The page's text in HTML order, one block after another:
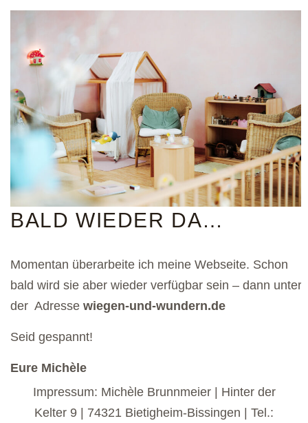
BALD WIEDER DA…
Momentan überarbeite ich meine Webseite. Schon
bald wird sie aber wieder verfügbar sein – dann unter
der Adresse wiegen-und-wundern.de
Seid gespannt!
Eure Michèle
Impressum: Michèle Brunnmeier | Hinter der
Kelter 9 | 74321 Bietigheim-Bissingen | Tel.: